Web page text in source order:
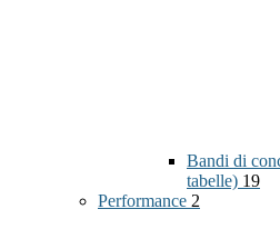
Bandi di
tabelle) 19
Performance 2